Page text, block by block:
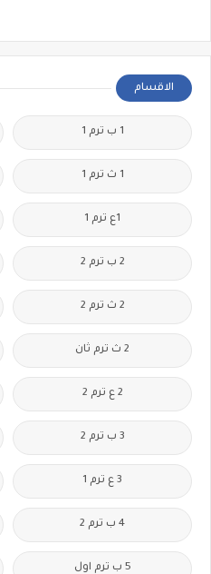
الاقسام
1 ب ترم 1
1 ث ترم 1
1ع ترم 1
2 ب ترم 2
2 ث ترم 2
2 ث ترم ثان
2 ع ترم 2
3 ب ترم 2
3 ع ترم 1
4 ب ترم 2
5 ب ترم اول